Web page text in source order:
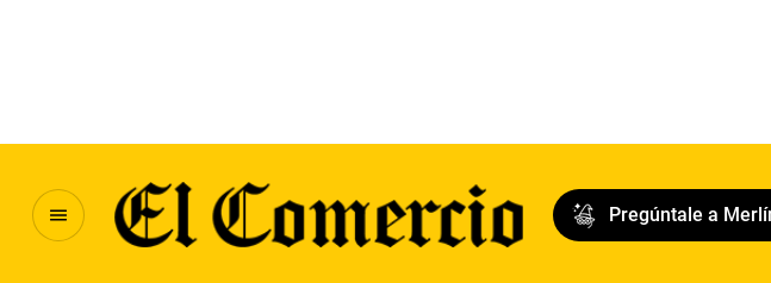
Pregúntale a